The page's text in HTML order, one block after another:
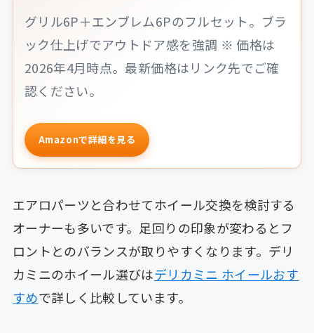
グリル6P＋エンブレム6Pのフルセット。ブラ
ック仕上げでアウトドア感を強調 ※ 価格は
2026年4月時点。最新価格はリンク先でご確
認ください。
Amazonで詳細を見る
エアロパーツと合わせてホイール交換を検討する
オーナーも多いです。足回りの印象が変わるとフ
ロントとのバランスが取りやすくなります。デリ
カミニのホイール選びはデリカミニ ホイールおす
すめで詳しく比較しています。